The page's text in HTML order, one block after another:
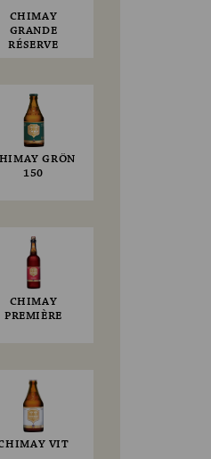
CHIMAY
GRANDE
RÉSERVE
GRÖN
150
CHIMAY
PREMIÈRE
VIT